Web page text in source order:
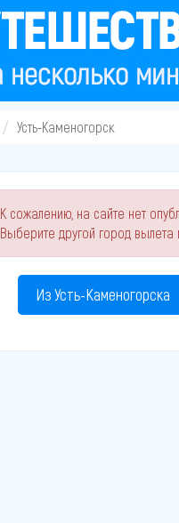
Усть-Каменогорск
К сожалению, на сайте нет
Выберите другой город
Из Усть-Каменогорска